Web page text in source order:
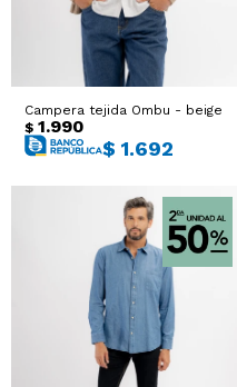
Campera tejida Ombu - beige
$ 1.990
$ 1.692